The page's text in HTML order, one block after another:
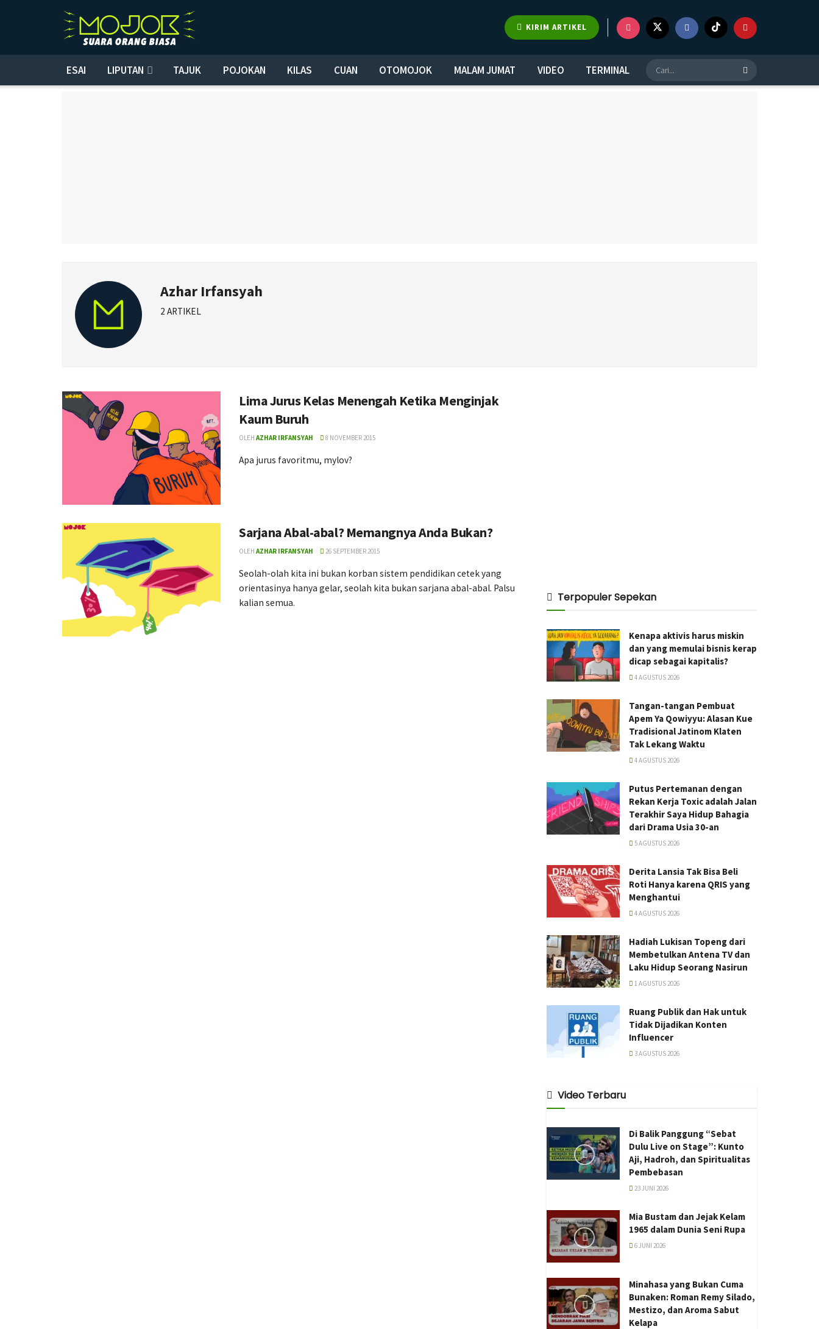
KIRIM ARTIKEL
ESAI LIPUTAN TAJUK POJOKAN KILAS CUAN OTOMOJOK MALAM JUMAT VIDEO TERMINAL
Azhar Irfansyah
2 ARTIKEL
Lima Jurus Kelas Menengah Ketika Menginjak
Kaum Buruh
OLEH AZHAR IRFANSYAH 8 NOVEMBER 2015
Apa jurus favoritmu, mylov?
Sarjana Abal-abal? Memangnya Anda Bukan?
OLEH AZHAR IRFANSYAH 26 SEPTEMBER 2015
Seolah-olah kita ini bukan korban sistem pendidikan cetek yang
orientasinya hanya gelar, seolah kita bukan sarjana abal-abal. Palsu
kalian semua.
Terpopuler Sepekan
Kenapa aktivis harus miskin
dan yang memulai bisnis kerap
dicap sebagai kapitalis?
4 AGUSTUS 2026
Tangan-tangan Pembuat
Apem Ya Qowiyyu: Alasan Kue
Tradisional Jatinom Klaten
Tak Lekang Waktu
4 AGUSTUS 2026
Putus Pertemanan dengan
Rekan Kerja Toxic adalah Jalan
Terakhir Saya Hidup Bahagia
dari Drama Usia 30-an
5 AGUSTUS 2026
Derita Lansia Tak Bisa Beli
Roti Hanya karena QRIS yang
Menghantui
4 AGUSTUS 2026
Hadiah Lukisan Topeng dari
Membetulkan Antena TV dan
Laku Hidup Seorang Nasirun
1 AGUSTUS 2026
Ruang Publik dan Hak untuk
Tidak Dijadikan Konten
Influencer
3 AGUSTUS 2026
Video Terbaru
Di Balik Panggung “Sebat
Dulu Live on Stage”: Kunto
Aji, Hadroh, dan Spiritualitas
Pembebasan
23 JUNI 2026
Mia Bustam dan Jejak Kelam
1965 dalam Dunia Seni Rupa
6 JUNI 2026
Minahasa yang Bukan Cuma
Bunaken: Roman Remy Silado,
Mestizo, dan Aroma Sabut
Kelapa